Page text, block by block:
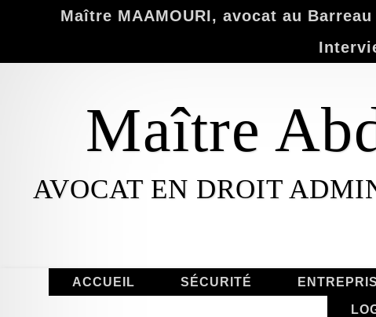
Maître MAAMOURI, avocat au
Maître
AVOCAT EN DROIT
ACCUEIL SÉCURITÉ